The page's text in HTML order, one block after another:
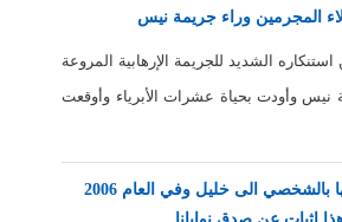
المجرمين وراء جريمة نيس
الشديد للجريمة الإرهابية المروعة
نيس وأودت بحياة عشرات الأبرياء وأوقعت
الرئيس السنيورة : الحديث عن الانضباط المالي ليس موجها بالشخصي الى خليل وفي العام 2006
اثبات عن صدق نوايانا